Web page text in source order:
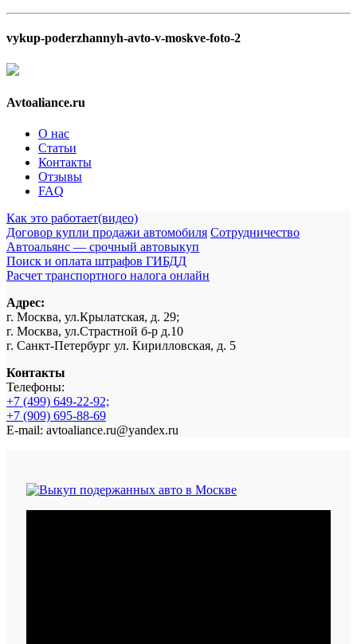
vykup-poderzhannyh-avto-v-moskve-foto-2
Avtoaliance.ru
О нас
Статьи
Контакты
Отзывы
FAQ
Как это работает(видео)
Договор купли продажи автомобиля Сотрудничество
Автоальянс — срочный автовыкуп
Поиск и оплата штрафов ГИБДД
Расчет транспортного налога онлайн
Адрес:
г. Москва, ул.Крылатская, д. 29;
г. Москва, ул.Страстной б-р д.10
г. Санкт-Петербург ул. Кирилловская, д. 5
Контакты
Телефоны:
+7 (499) 649-22-92;
+7 (909) 695-88-69
E-mail: avtoaliance.ru@yandex.ru